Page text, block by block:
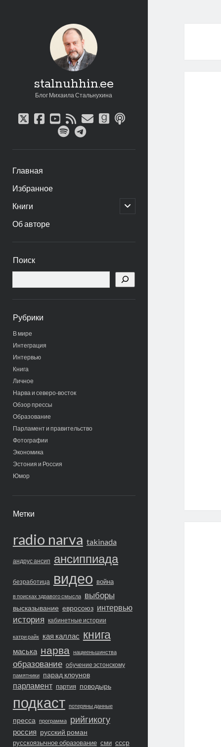
stalnuhhin.ee
Блог Михаила Стальнухина
twitter
facebook
youtube
rssemailgoodreads
podcast
spotifytelegram
Главная
Избранное
Книги
открыть
дочернее
Об авторе
панель
Поиск
Рубрики
В мире
Интеграция
Интервью
Книга
Личное
Нарва и северо-восток
Обзор прессы
Образование
Парламент и правительство
Фотографии
Экономика
Эстония и Россия
Юмор
Метки
radio narva takinada
андрус ансип ансиппиада
безработица видео война
в поисках здравого смысла выборы
высказывание евросоюз интервью
история кабинетные истории
катри райк кая каллас книга
маська нарва нацменьшинства
образование обучение эстонскому
памятники парад клоунов
парламент партия поводырь
подкаст потеряны данные
пресса программа рийгикогу
россия русский роман
русскоязычное образование сми ссср